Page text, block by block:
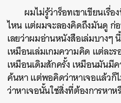
ผมไม่รู้ว่าร็อทเขาเขียนเรื่
ไหน แต่ผมจะลองคิดถึงมันดู
เลยว่าผมอ่านหนังสือเล่มบางๆ
เหมือนเล่มเกมความคิด แต่ละ
เหมือนเดิมสักครั้ง เหมือนมันมี
ค้นหา แต่พอคิดว่าหาเจอแล้วก็
ว่าหาเจอนั้นใช่สิ่งที่ต้องการหาห